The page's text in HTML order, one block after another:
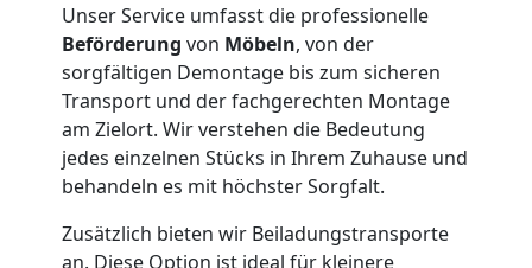
Unser Service umfasst die professionelle
Beförderung von Möbeln, von der
sorgfältigen Demontage bis zum sicheren
Transport und der fachgerechten Montage
am Zielort. Wir verstehen die Bedeutung
jedes einzelnen Stücks in Ihrem Zuhause und
behandeln es mit höchster Sorgfalt.
Zusätzlich bieten wir Beiladungstransporte
an. Diese Option ist ideal für kleinere
Fernumzug
Leonding
Firmenumzug
Leonding